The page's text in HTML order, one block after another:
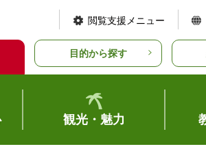
閲覧支援メニュー
目的から探す
観光・魅力